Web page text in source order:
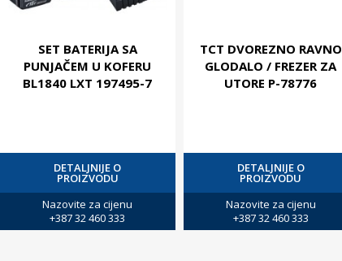
SET BATERIJA SA
PUNJAČEM U KOFERU
BL1840 LXT 197495-7
DETALJNIJE O
PROIZVODU
Nazovite za cijenu
+387 32 460 333
TCT DVOREZNO RAVNO
GLODALO / FREZER ZA
UTORE P-78776
DETALJNIJE O
PROIZVODU
Nazovite za cijenu
+387 32 460 333